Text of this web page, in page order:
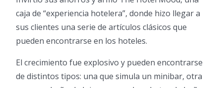
caja de “experiencia hotelera”, donde hizo llegar a
sus clientes una serie de artículos clásicos que
pueden encontrarse en los hoteles.
El crecimiento fue explosivo y pueden encontrarse
de distintos tipos: una que simula un minibar, otra